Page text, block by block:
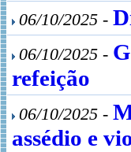
06/10/2025 -
06/10/2025 -
refeição
06/10/2025 -
assédio e